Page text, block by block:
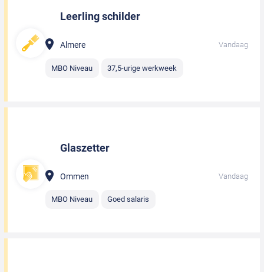
Leerling schilder
Almere Vandaag
MBO Niveau 37,5-urige werkweek
Glaszetter
Ommen Vandaag
MBO Niveau Goed salaris